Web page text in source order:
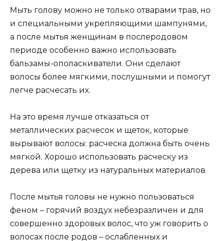
Мыть голову можно не только отварами трав, но
и специальными укрепляющими шампунями,
а после мытья женщинам в послеродовом
периоде особенно важно использовать
бальзамы-ополаскиватели. Они сделают
волосы более мягкими, послушными и помогут
легче расчесать их.
На это время лучше отказаться от
металлических расчесок и щеток, которые
вырывают волосы: расческа должна быть очень
мягкой. Хорошо использовать расческу из
дерева или щетку из натуральных материалов.
После мытья головы не нужно пользоваться
феном – горячий воздух небезразличен и для
совершенно здоровых волос, что уж говорить о
волосах после родов – ослабленных и